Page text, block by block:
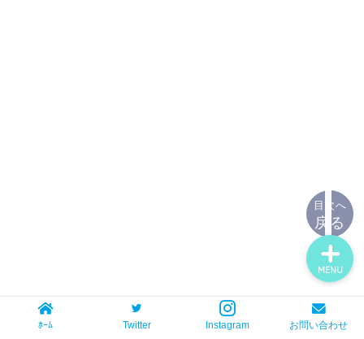
目次へ
戻る
ﾎｰﾑ Twitter Instagram お問い合わせ
MENU